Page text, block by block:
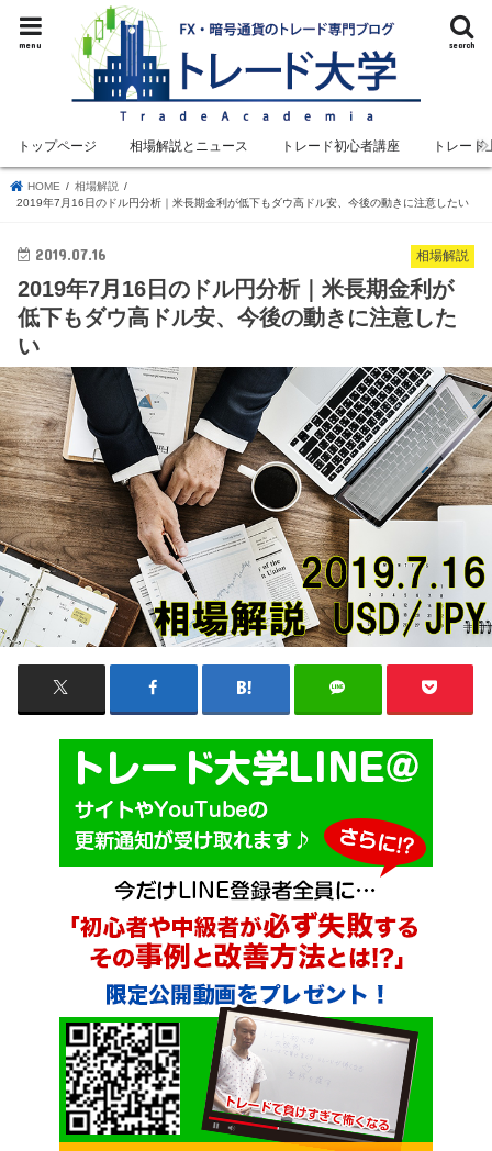
search
menu
トップページ 相場解説とニュース トレード初心者講座 トレード
HOME
相場解説
2019年7月16日のドル円分析｜米長期金利が低下もダウ高ドル安、今後の動きに注意したい
相場解説
2019.07.16
2019年7月16日のドル円分析｜米長期金利が
低下もダウ高ドル安、今後の動きに注意した
い